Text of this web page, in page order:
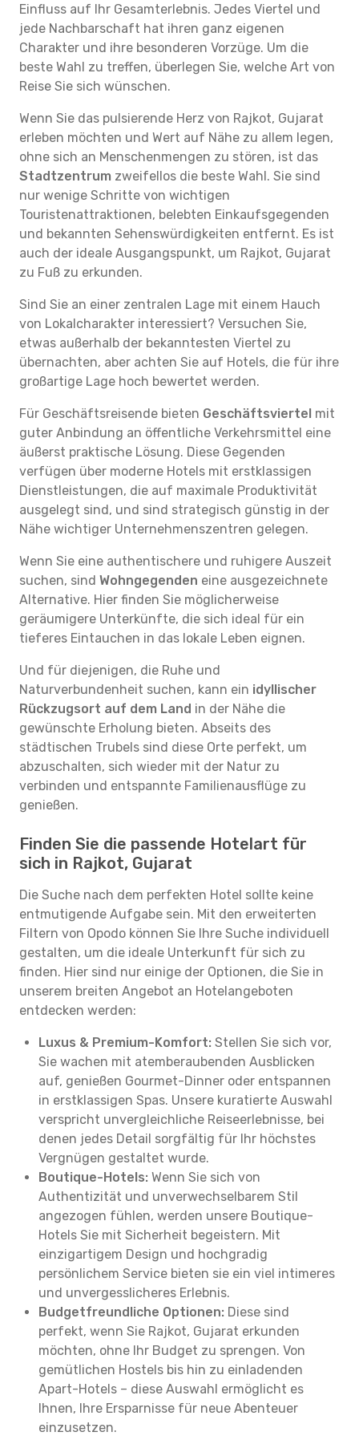
Einfluss auf Ihr Gesamterlebnis. Jedes Viertel und
jede Nachbarschaft hat ihren ganz eigenen
Charakter und ihre besonderen Vorzüge. Um die
beste Wahl zu treffen, überlegen Sie, welche Art von
Reise Sie sich wünschen.
Wenn Sie das pulsierende Herz von Rajkot, Gujarat
erleben möchten und Wert auf Nähe zu allem legen,
ohne sich an Menschenmengen zu stören, ist das
Stadtzentrum zweifellos die beste Wahl. Sie sind
nur wenige Schritte von wichtigen
Touristenattraktionen, belebten Einkaufsgegenden
und bekannten Sehenswürdigkeiten entfernt. Es ist
auch der ideale Ausgangspunkt, um Rajkot, Gujarat
zu Fuß zu erkunden.
Sind Sie an einer zentralen Lage mit einem Hauch
von Lokalcharakter interessiert? Versuchen Sie,
etwas außerhalb der bekanntesten Viertel zu
übernachten, aber achten Sie auf Hotels, die für ihre
großartige Lage hoch bewertet werden.
Für Geschäftsreisende bieten Geschäftsviertel mit
guter Anbindung an öffentliche Verkehrsmittel eine
äußerst praktische Lösung. Diese Gegenden
verfügen über moderne Hotels mit erstklassigen
Dienstleistungen, die auf maximale Produktivität
ausgelegt sind, und sind strategisch günstig in der
Nähe wichtiger Unternehmenszentren gelegen.
Wenn Sie eine authentischere und ruhigere Auszeit
suchen, sind Wohngegenden eine ausgezeichnete
Alternative. Hier finden Sie möglicherweise
geräumigere Unterkünfte, die sich ideal für ein
tieferes Eintauchen in das lokale Leben eignen.
Und für diejenigen, die Ruhe und
Naturverbundenheit suchen, kann ein idyllischer
Rückzugsort auf dem Land in der Nähe die
gewünschte Erholung bieten. Abseits des
städtischen Trubels sind diese Orte perfekt, um
abzuschalten, sich wieder mit der Natur zu
verbinden und entspannte Familienausflüge zu
genießen.
Finden Sie die passende Hotelart für
sich in Rajkot, Gujarat
Die Suche nach dem perfekten Hotel sollte keine
entmutigende Aufgabe sein. Mit den erweiterten
Filtern von Opodo können Sie Ihre Suche individuell
gestalten, um die ideale Unterkunft für sich zu
finden. Hier sind nur einige der Optionen, die Sie in
unserem breiten Angebot an Hotelangeboten
entdecken werden:
Luxus & Premium-Komfort: Stellen Sie sich vor,
Sie wachen mit atemberaubenden Ausblicken
auf, genießen Gourmet-Dinner oder entspannen
in erstklassigen Spas. Unsere kuratierte Auswahl
verspricht unvergleichliche Reiseerlebnisse, bei
denen jedes Detail sorgfältig für Ihr höchstes
Vergnügen gestaltet wurde.
Boutique-Hotels: Wenn Sie sich von
Authentizität und unverwechselbarem Stil
angezogen fühlen, werden unsere Boutique-
Hotels Sie mit Sicherheit begeistern. Mit
einzigartigem Design und hochgradig
persönlichem Service bieten sie ein viel intimeres
und unvergesslicheres Erlebnis.
Budgetfreundliche Optionen: Diese sind
perfekt, wenn Sie Rajkot, Gujarat erkunden
möchten, ohne Ihr Budget zu sprengen. Von
gemütlichen Hostels bis hin zu einladenden
Apart-Hotels – diese Auswahl ermöglicht es
Ihnen, Ihre Ersparnisse für neue Abenteuer
einzusetzen.